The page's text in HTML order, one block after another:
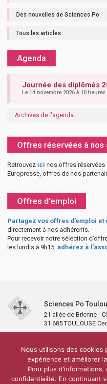
Des nouvelles de Sciences Po
Tous les articles
Agenda
Journée des diplômés
Le 14 novembre 2026 à 10 heures
Archives de l'agenda.
Offres réservées à nos
Retrouvez ici nos offres réservées
Europresse, offres de nos
Offres d’emploi
Partagez vos offres d’emploi et
directement à nos adhérents.
Pour recevoir notre sélection
les lundis à 9h15, adhérez à
Sciences Po
21 allée de Brienne -
31 685 TOULOUSE
Partenaires et soutiens
Lettre
Sciences Po Toulouse
Carré Alumni de la bibliothèque de
Réseau ScPo
Mentions légales
Nous utilisons des cookies
expérience et améliorer
Pour plus
confidentialité. En continuant